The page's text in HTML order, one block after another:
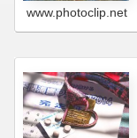
www.photoclip.net